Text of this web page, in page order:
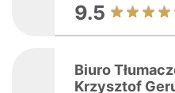
9.5
Biuro
Krzysztof